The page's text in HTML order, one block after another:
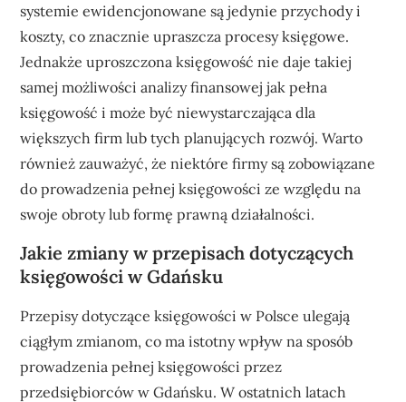
systemie ewidencjonowane są jedynie przychody i
koszty, co znacznie upraszcza procesy księgowe.
Jednakże uproszczona księgowość nie daje takiej
samej możliwości analizy finansowej jak pełna
księgowość i może być niewystarczająca dla
większych firm lub tych planujących rozwój. Warto
również zauważyć, że niektóre firmy są zobowiązane
do prowadzenia pełnej księgowości ze względu na
swoje obroty lub formę prawną działalności.
Jakie zmiany w przepisach dotyczących
księgowości w Gdańsku
Przepisy dotyczące księgowości w Polsce ulegają
ciągłym zmianom, co ma istotny wpływ na sposób
prowadzenia pełnej księgowości przez
przedsiębiorców w Gdańsku. W ostatnich latach